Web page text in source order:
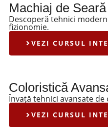
Machiaj de
Descoperă tehnici
fizionomie.
VEZI CURSUL
Coloristică
Învață tehnici avansate
VEZI CURSUL